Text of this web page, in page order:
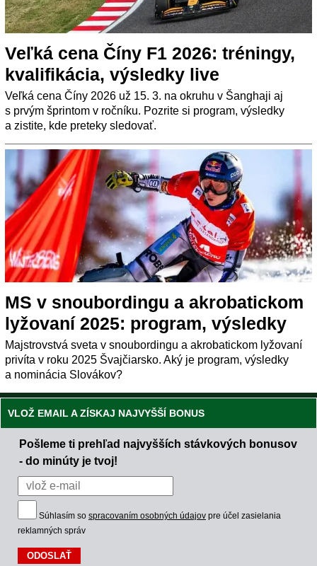
Veľká cena Číny F1 2026: tréningy,
kvalifikácia, výsledky live
Veľká cena Číny 2026 už 15. 3. na okruhu v Šanghaji aj
s prvým šprintom v ročníku. Pozrite si program, výsledky
a zistite, kde preteky sledovať.
MS v snoubordingu a akrobatickom
lyžovaní 2025: program, výsledky
Majstrovstvá sveta v snoubordingu a akrobatickom lyžovaní
privíta v roku 2025 Švajčiarsko. Aký je program, výsledky
a nominácia Slovákov?
VLOŽ EMAIL A ZÍSKAJ NAJVYŠŠÍ BONUS
Pošleme ti prehľad najvyšších stávkových bonusov
- do minúty je tvoj!
Súhlasím so spracovaním osobných údajov pre účel zasielania
reklamných správ